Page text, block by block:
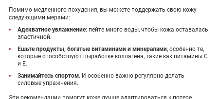
Помимо медленного похудения, вы можете поддержать свою кожу
следующими мерами:
Адекватное увлажнение: пейте много воды, чтобы кожа оставалась
эластичной.
Ешьте продукты, богатые витаминами и минералами, особенно те,
которые способствуют выработке коллагена, такие как витамины С
и Е.
Занимайтесь спортом. И особенно важно регулярно делать
силовые упражнения.
Эти рекомендации помогут коже лучше адаптироваться к потере